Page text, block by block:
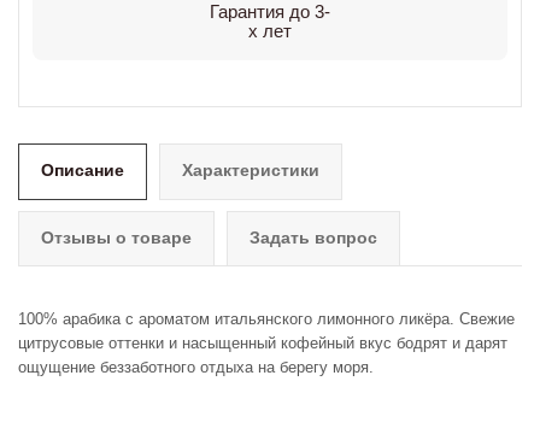
Гарантия до 3-
х лет
Описание Характеристики
Отзывы о товаре Задать вопрос
100% арабика с ароматом итальянского лимонного ликёра. Свежие
цитрусовые оттенки и насыщенный кофейный вкус бодрят и дарят
ощущение беззаботного отдыха на берегу моря.